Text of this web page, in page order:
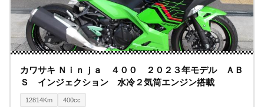
カワサキ Ｎｉｎｊａ ４００ ２０２３年モデル ＡＢ
Ｓ インジェクション 水冷２気筒エンジン搭載
12814Km 400cc